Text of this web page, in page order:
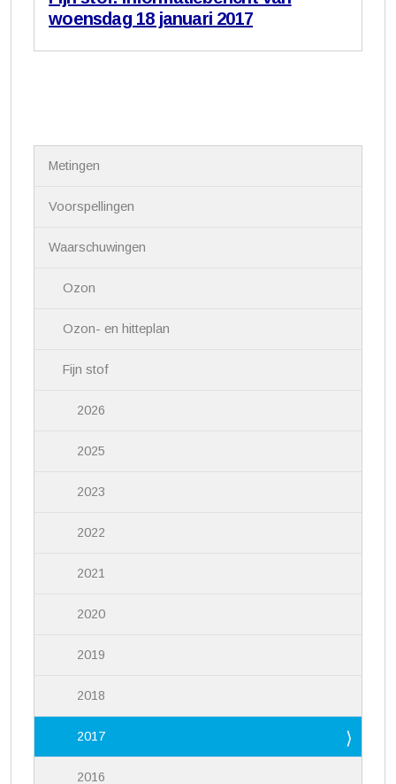
woensdag 18 januari 2017
Metingen
Voorspellingen
Waarschuwingen
Ozon
Ozon- en hitteplan
Fijn stof
2026
2025
2023
2022
2021
2020
2019
2018
2017
2016